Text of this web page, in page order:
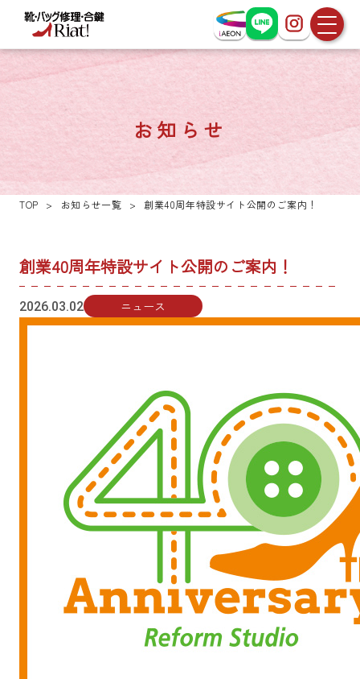
お知らせ
TOP > お知らせ一覧 > 創業40周年特設サイト公開のご案内！
創業40周年特設サイト公開のご案内！
2026.03.02 ニュース